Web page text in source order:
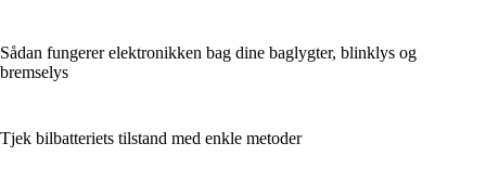
Sådan fungerer elektronikken bag dine baglygter, blinklys og
bremselys
Tjek bilbatteriets tilstand med enkle metoder